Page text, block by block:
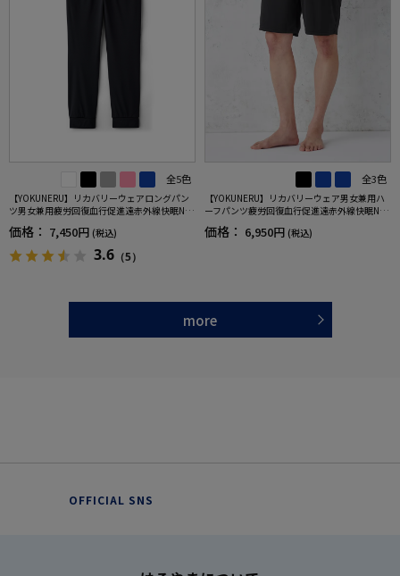
全5色
【YOKUNERU】リカバリーウェアロングパン
ツ男女兼用疲労回復血行促進遠赤外線快眠NA
NOMIX(R)【一般医療機器】SS～LLサイズ
価格： 7,450円 (税込)
3.6 （5）
全3色
【YOKUNERU】リカバリーウェア男女兼用ハ
ーフパンツ疲労回復血行促進遠赤外線快眠NA
NOMIX(R)【一般医療機器】SS～LLサイズ
価格： 6,950円 (税込)
more
OFFICIAL SNS